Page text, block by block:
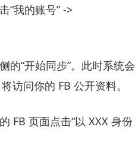
“我的账号” ->
的“开始同步”。此时系统会
访问你的 FB 公开资料。
FB 页面点击“以 XXX 身份